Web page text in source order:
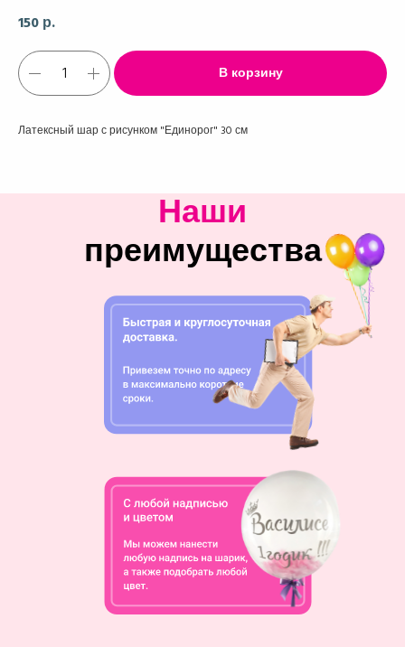
150 р.
В корзину
Латексный шар с рисунком "Единорог" 30 см
Наши
преимущества